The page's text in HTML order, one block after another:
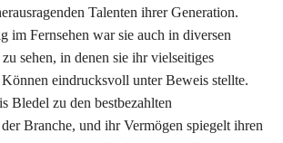
Talenten ihrer Generation.
im Fernsehen war sie auch in diversen
sehen, in denen sie ihr vielseitiges
Können eindrucksvoll unter Beweis stellte.
Bledel zu den bestbezahlten
Branche, und ihr Vermögen spiegelt ihren